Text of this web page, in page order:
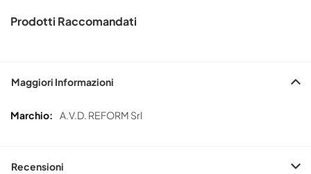
Prodotti Raccomandati
Maggiori Informazioni
Maggiori
A.V.D. REFORM Srl
Recensioni